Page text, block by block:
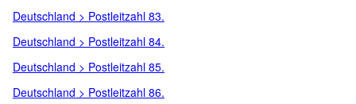
Deutschland > Postleitzahl 83.
Deutschland > Postleitzahl 84.
Deutschland > Postleitzahl 85.
Deutschland > Postleitzahl 86.